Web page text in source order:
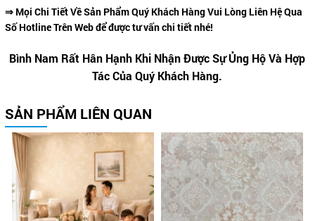
⇒ Mọi Chi Tiết Về Sản Phẩm Quý Khách Hàng Vui Lòng Liên Hệ Qua
Số Hotline Trên Web để được tư vấn chi tiết nhé!
Bình Nam Rất Hân Hạnh Khi Nhận Được Sự Ủng Hộ Và Hợp
Tác Của Quý Khách Hàng.
SẢN PHẨM LIÊN QUAN